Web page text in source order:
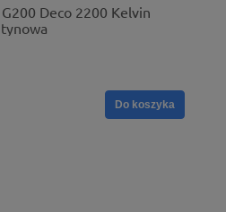
Deco 2200 Kelvin
Do koszyka